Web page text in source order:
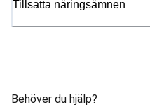
Tillsatta näringsämnen
Behöver du hjälp?